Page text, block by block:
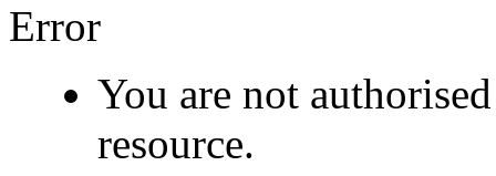
Error
You are not
resource.